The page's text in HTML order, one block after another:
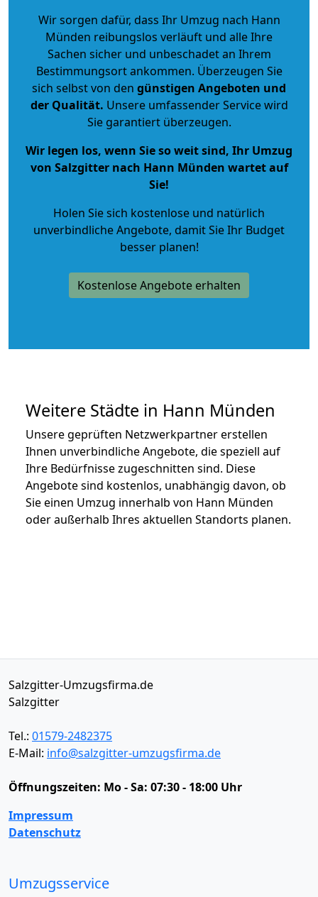
Wir sorgen dafür, dass Ihr Umzug nach Hann
Münden reibungslos verläuft und alle Ihre
Sachen sicher und unbeschadet an Ihrem
Bestimmungsort ankommen. Überzeugen Sie
sich selbst von den günstigen Angeboten und
der Qualität. Unsere umfassender Service wird
Sie garantiert überzeugen.
Wir legen los, wenn Sie so weit sind, Ihr Umzug
von Salzgitter nach Hann Münden wartet auf
Sie!
Holen Sie sich kostenlose und natürlich
unverbindliche Angebote, damit Sie Ihr Budget
besser planen!
Kostenlose Angebote erhalten
Weitere Städte in Hann Münden
Unsere geprüften Netzwerkpartner erstellen
Ihnen unverbindliche Angebote, die speziell auf
Ihre Bedürfnisse zugeschnitten sind. Diese
Angebote sind kostenlos, unabhängig davon, ob
Sie einen Umzug innerhalb von Hann Münden
oder außerhalb Ihres aktuellen Standorts planen.
Salzgitter-Umzugsfirma.de
Salzgitter
Tel.: 01579-2482375
E-Mail: info@salzgitter-umzugsfirma.de
Öffnungszeiten: Mo - Sa: 07:30 - 18:00 Uhr
Impressum
Datenschutz
Umzugsservice